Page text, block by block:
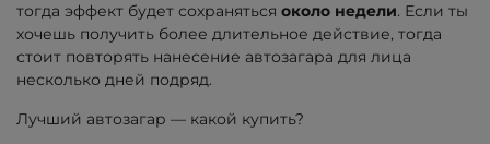
тогда эффект будет сохраняться около недели. Если ты
хочешь получить более длительное действие, тогда
стоит повторять нанесение автозагара для лица
несколько дней подряд.
Лучший автозагар — какой купить?